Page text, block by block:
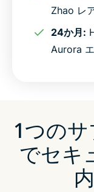
Zhao レ
24か月:
Aurora
1つの
でセキ